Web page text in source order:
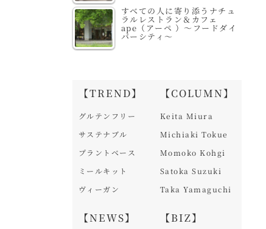
すべての人に寄り添うナチュ
ラルレストラン＆カフェ
ape（アーペ ）～フードダイ
バーシティ～
【TREND】
グルテンフリー
サステナブル
プラントベース
ミールキット
ヴィーガン
【NEWS】
【COLUMN】
Keita Miura
Michiaki Tokue
Momoko Kohgi
Satoka Suzuki
Taka Yamaguchi
【BIZ】